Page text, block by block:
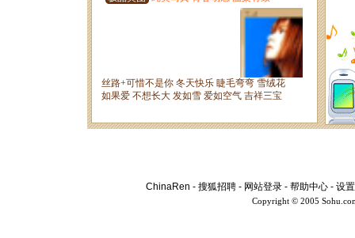
ChinaRen - 搜狐招聘 - 网站登录 - 帮助中心 - 设
Copyright © 2005